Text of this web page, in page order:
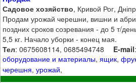
Садовое хозяйство, Кривой Рог,
Продам урожай черешни, вишни и
поздних сроков созревания - до 5 т/
5,5 кг. Начало уборки - конец мая.
Тел: 0675608114, 0685494748 E-mail
оборудование и материалы,ящик,
черешня,урожай,